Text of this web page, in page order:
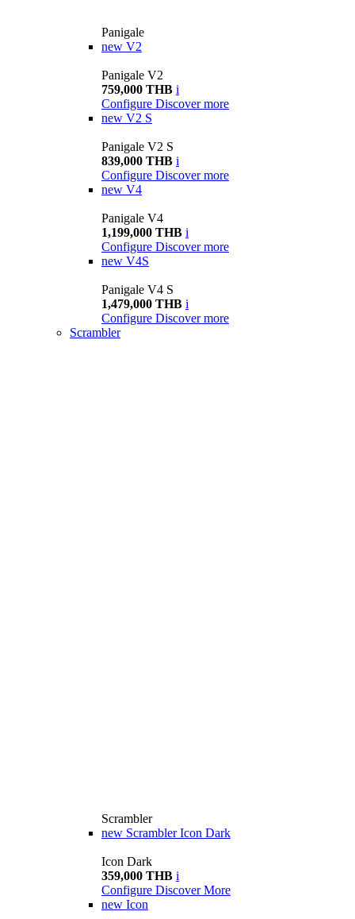
Panigale
new V2
Panigale V2
759,000 THB i
Configure Discover more
new V2 S
Panigale V2 S
839,000 THB i
Configure Discover more
new V4
Panigale V4
1,199,000 THB i
Configure Discover more
new V4S
Panigale V4 S
1,479,000 THB i
Configure Discover more
Scrambler
Scrambler
new Scrambler Icon Dark
Icon Dark
359,000 THB i
Configure Discover More
new Icon